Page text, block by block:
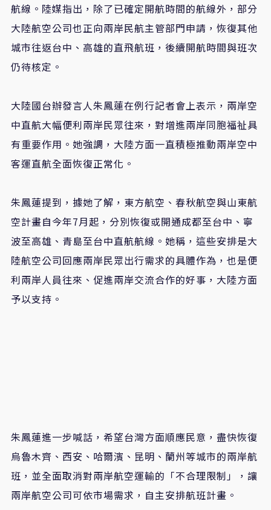
航線。陸媒指出，除了已確定開航時間的航線外，部分
大陸航空公司也正向兩岸民航主管部門申請，恢復其他
城市往返台中、高雄的直飛航班，後續開航時間與班次
仍待核定。
大陸國台辦發言人朱鳳蓮在例行記者會上表示，兩岸空
中直航大幅便利兩岸民眾往來，對增進兩岸同胞福祉具
有重要作用。她強調，大陸方面一直積極推動兩岸空中
客運直航全面恢復正常化。
朱鳳蓮提到，據她了解，東方航空、春秋航空與山東航
空計畫自今年7月起，分別恢復或開通成都至台中、寧
波至高雄、青島至台中直航航線。她稱，這些安排是大
陸航空公司回應兩岸民眾出行需求的具體作為，也是便
利兩岸人員往來、促進兩岸交流合作的好事，大陸方面
予以支持。
朱鳳蓮進一步喊話，希望台灣方面順應民意，盡快恢復
烏魯木齊、西安、哈爾濱、昆明、蘭州等城市的兩岸航
班，並全面取消對兩岸航空運輸的「不合理限制」，讓
兩岸航空公司可依市場需求，自主安排航班計畫。